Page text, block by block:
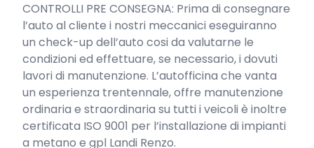
CONTROLLI PRE CONSEGNA: Prima di consegnare
l’auto al cliente i nostri meccanici eseguiranno
un check-up dell’auto cosi da valutarne le
condizioni ed effettuare, se necessario, i dovuti
lavori di manutenzione. L’autofficina che vanta
un esperienza trentennale, offre manutenzione
ordinaria e straordinaria su tutti i veicoli è inoltre
certificata ISO 9001 per l’installazione di impianti
a metano e gpl Landi Renzo.